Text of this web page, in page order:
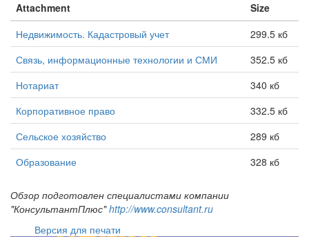
Attachment
Size
Недвижимость. Кадастровый учет
299.5 кб
Связь, информационные технологии и СМИ
352.5 кб
Нотариат
340 кб
Корпоративное право
332.5 кб
Сельское хозяйство
289 кб
Образование
328 кб
Обзор подготовлен специалистами компании
"КонсультантПлюс"http://www.consultant.ru
Версия для печати